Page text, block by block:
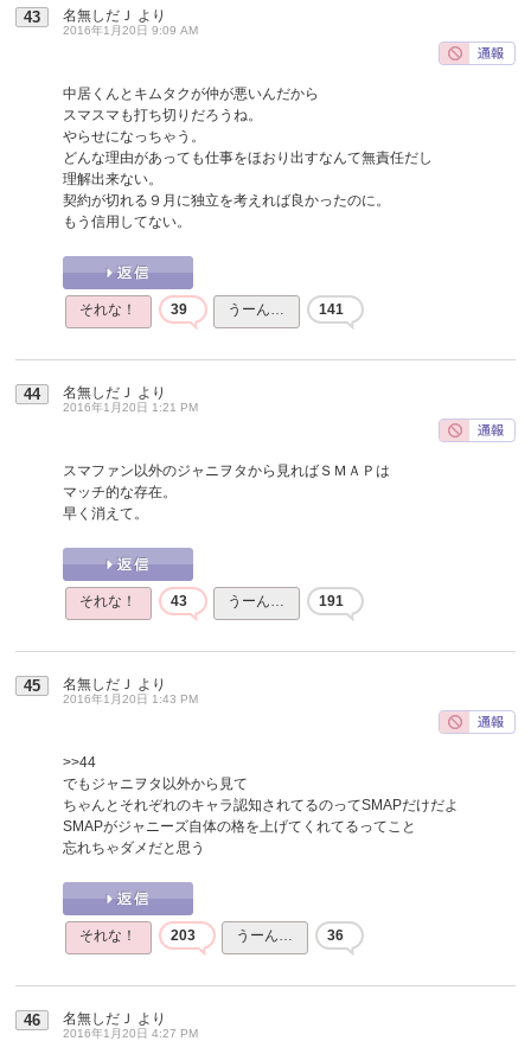
43 名無しだＪ より
2016年1月20日 9:09 AM
中居くんとキムタクが仲が悪いんだから
スマスマも打ち切りだろうね。
やらせになっちゃう。
どんな理由があっても仕事をほおり出すなんて無責任だし
理解出来ない。
契約が切れる９月に独立を考えれば良かったのに。
もう信用してない。
それな！ 39 うーん… 141
44 名無しだＪ より
2016年1月20日 1:21 PM
スマファン以外のジャニヲタから見ればＳＭＡＰは
マッチ的な存在。
早く消えて。
それな！ 43 うーん… 191
45 名無しだＪ より
2016年1月20日 1:43 PM
>>44
でもジャニヲタ以外から見て
ちゃんとそれぞれのキャラ認知されてるのってSMAPだけだよ
SMAPがジャニーズ自体の格を上げてくれてるってこと
忘れちゃダメだと思う
それな！ 203 うーん… 36
46 名無しだＪ より
2016年1月20日 4:27 PM